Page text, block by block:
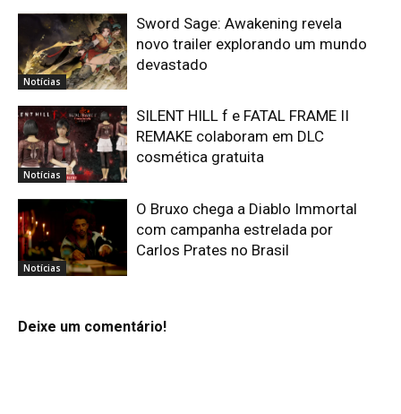
Notícias
Sword Sage: Awakening revela
novo trailer explorando um mundo
devastado
Notícias
SILENT HILL f e FATAL FRAME II
REMAKE colaboram em DLC
cosmética gratuita
Notícias
O Bruxo chega a Diablo Immortal
com campanha estrelada por
Carlos Prates no Brasil
Deixe um comentário!